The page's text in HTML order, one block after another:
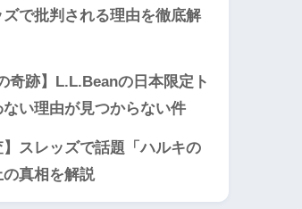
ズで批判される理由を徹底解
奇跡】L.L.Beanの日本限定ト
い理由が見つからない件
】スレッズで話題「ハルキの
真相を解説